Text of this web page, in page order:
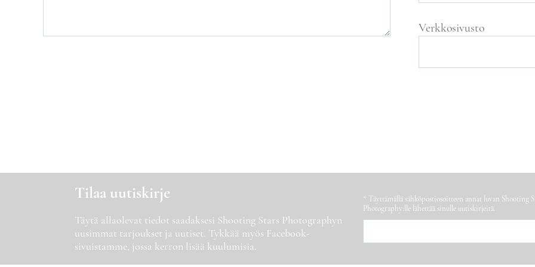
Verkkosivusto
Tilaa uutiskirje
Täytä allaolevat tiedot saadaksesi Shooting Stars Photographyn
uusimmat tarjoukset ja uutiset. Tykkää myös Facebook-
sivuistamme, jossa kerron lisää kuulumisia.
* Täyttämällä sähköpostiosoitteen annat luvan Shooting
Photography:lle lähettää sinulle uutiskirjeitä.